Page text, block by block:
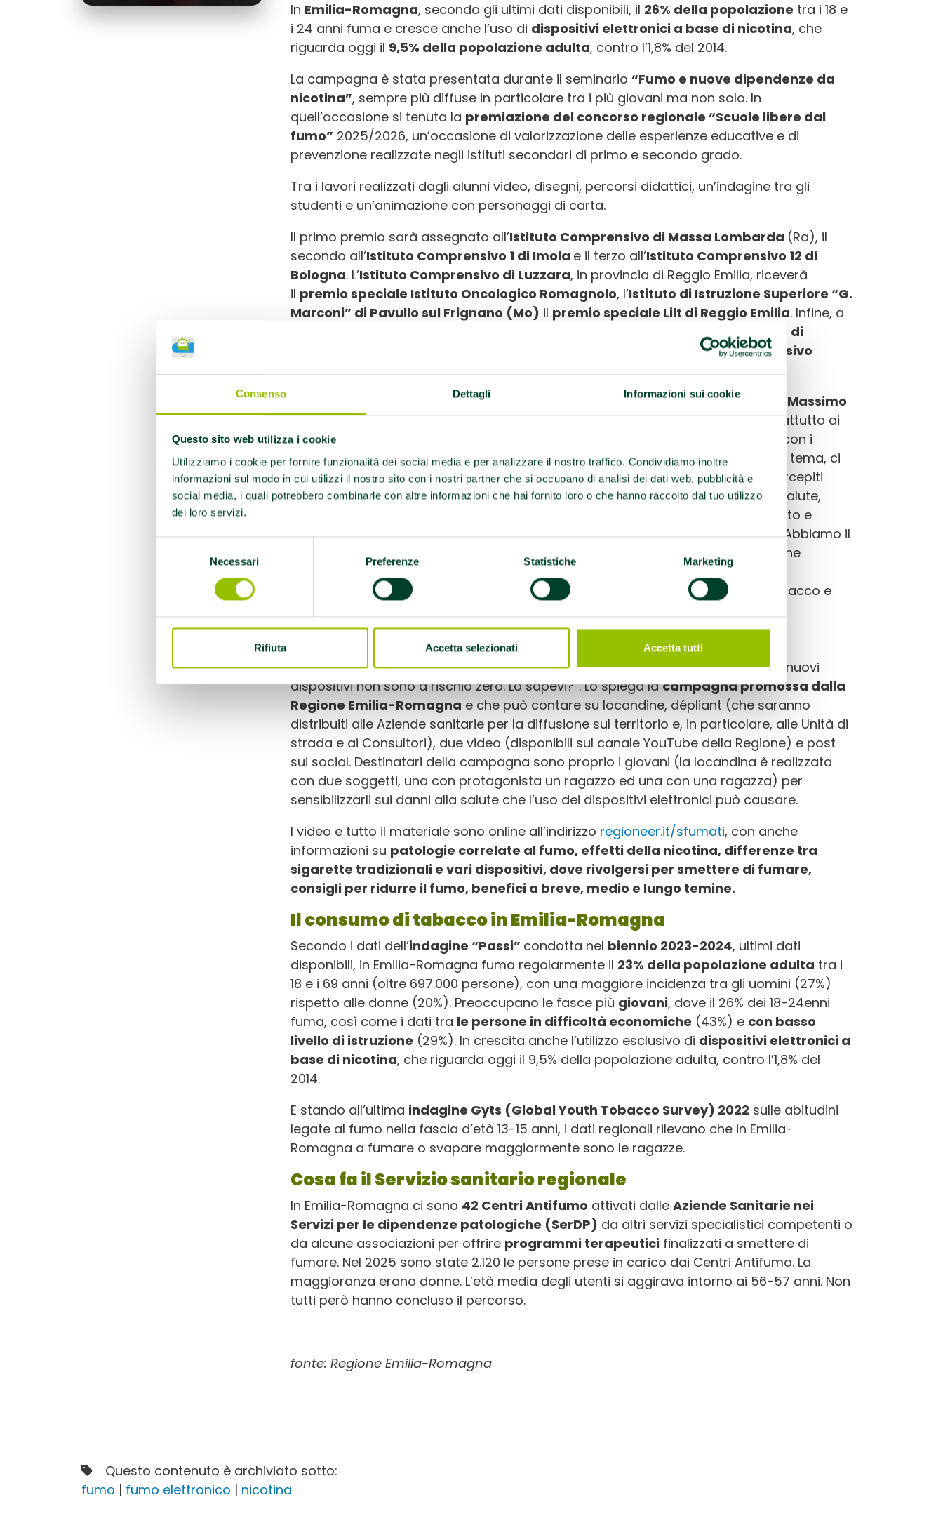
Consenso Dettagli Informazioni sui cookie
Questo sito web utilizza i cookie
Utilizziamo i cookie per fornire funzionalità dei social media e per analizzare il nostro traffico. Condividiamo inoltre
informazioni sul modo in cui utilizzi il nostro sito con i nostri partner che si occupano di analisi dei dati web, pubblicità e
social media, i quali potrebbero combinarle con altre informazioni che hai fornito loro o che hanno raccolto dal tuo utilizzo
dei loro servizi.
Necessari Preferenze Statistiche Marketing
Rifiuta Accetta selezionati Accetta tutti
In Emilia-Romagna, secondo gli ultimi dati disponibili, il 26% della popolazione tra i 18 e
i 24 anni fuma e cresce anche l’uso di dispositivi elettronici a base di nicotina, che
riguarda oggi il 9,5% della popolazione adulta, contro l’1,8% del 2014.
La campagna è stata presentata durante il seminario “Fumo e nuove dipendenze da
nicotina”, sempre più diffuse in particolare tra i più giovani ma non solo. In
quell’occasione si tenuta la premiazione del concorso regionale “Scuole libere dal
fumo” 2025/2026, un’occasione di valorizzazione delle esperienze educative e di
prevenzione realizzate negli istituti secondari di primo e secondo grado.
Tra i lavori realizzati dagli alunni video, disegni, percorsi didattici, un’indagine tra gli
studenti e un’animazione con personaggi di carta.
Il primo premio sarà assegnato all’Istituto Comprensivo di Massa Lombarda (Ra), il
secondo all’Istituto Comprensivo 1 di Imola e il terzo all’Istituto Comprensivo 12 di
Bologna. L’Istituto Comprensivo di Luzzara, in provincia di Reggio Emilia, riceverà
il premio speciale Istituto Oncologico Romagnolo, l’Istituto di Istruzione Superiore “G.
Marconi” di Pavullo sul Frignano (Mo) il premio speciale Lilt di Reggio Emilia. Infine, a
Andrea Donati dell’IC 12 di
speciale classe andrà alla II G dell’Istituto Comprensivo
Aosta di Reggio Emilia.
“La Regione Emilia-Romagna- sottolinea l’assessore alle Politiche per la salute, Massimo
Fabi– ha scelto, in linea anche con quanto indicato dall’Oms, di rivolgersi soprattutto ai
più giovani, una delle fasce di popolazione più a rischio consumo, soprattutto con i
dispositivi elettronici. Con questa nuova campagna, la prima in Italia su questo tema, ci
rivolgiamo proprio a loro perché sigarette elettroniche e vape sono spesso percepiti
come meno pericolosi, ma in realtà rappresentano un rischio concreto per la salute,
soprattutto in quella fascia d’età. Per questo occorre informare in modo corretto e
contrastare la diffusione di abitudini che possono trasformarsi in dipendenza. Abbiamo il
compito di proteggere la salute delle nuove generazioni e questo vuol dire anche
accompagnarle verso scelte consapevoli. Proprio l’Oms- chiude Fabi- invita ad
aumentare la consapevolezza sulle strategie in evoluzione dell’industria del tabacco e
“Fumare, svapare o ‘masticare’ nicotina: è tutto fumo, fa male alla tua salute. I nuovi
dispositivi non sono a rischio zero. Lo sapevi?”. Lo spiega lacampagna promossa dalla
Regione Emilia-Romagna e che può contare su locandine, dépliant (che saranno
distribuiti alle Aziende sanitarie per la diffusione sul territorio e, in particolare, alle Unità di
strada e ai Consultori), due video (disponibili sul canale YouTube della Regione) e post
sui social. Destinatari della campagna sono proprio i giovani (la locandina è realizzata
con due soggetti, una con protagonista un ragazzo ed una con una ragazza) per
sensibilizzarli sui danni alla salute che l’uso dei dispositivi elettronici può causare.
I video e tutto il materiale sono online all’indirizzo regioneer.it/sfumati, con anche
informazioni su patologie correlate al fumo, effetti della nicotina, differenze tra
sigarette tradizionali e vari dispositivi, dove rivolgersi per smettere di fumare,
consigli per ridurre il fumo, benefici a breve, medio e lungo temine.
Il consumo di tabacco in Emilia-Romagna
Secondo i dati dell’indagine “Passi” condotta nel biennio 2023-2024, ultimi dati
disponibili, in Emilia-Romagna fuma regolarmente il 23% della popolazione adulta tra i
18 e i 69 anni (oltre 697.000 persone), con una maggiore incidenza tra gli uomini (27%)
rispetto alle donne (20%). Preoccupano le fasce più giovani, dove il 26% dei 18-24enni
fuma, così come i dati tra le persone in difficoltà economiche (43%) e con basso
livello di istruzione (29%). In crescita anche l’utilizzo esclusivo di dispositivi elettronici a
base di nicotina, che riguarda oggi il 9,5% della popolazione adulta, contro l’1,8% del
2014.
E stando all’ultima indagine Gyts (Global Youth Tobacco Survey) 2022 sulle abitudini
legate al fumo nella fascia d’età 13-15 anni, i dati regionali rilevano che in Emilia-
Romagna a fumare o svapare maggiormente sono le ragazze.
Cosa fa il Servizio sanitario regionale
In Emilia-Romagna ci sono 42 Centri Antifumo attivati dalle Aziende Sanitarie nei
Servizi per le dipendenze patologiche (SerDP) da altri servizi specialistici competenti o
da alcune associazioni per offrire programmi terapeutici finalizzati a smettere di
fumare. Nel 2025 sono state 2.120 le persone prese in carico dai Centri Antifumo. La
maggioranza erano donne. L’età media degli utenti si aggirava intorno ai 56-57 anni. Non
tutti però hanno concluso il percorso.
fonte: Regione Emilia-Romagna
Questo contenuto è archiviato sotto:
fumo | fumo elettronico | nicotina